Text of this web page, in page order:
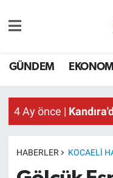
GÜNDEM
4 Ay önce |
HABERLER KOCAELI